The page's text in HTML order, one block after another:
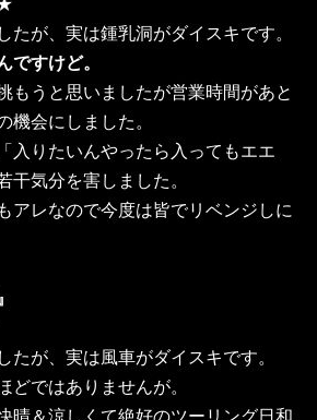
たが、実は鍾乳洞がダイスキです。
ですけど。
もうと思いましたが営業時間があと
機会にしました。
入りたいんやったら入ってもエエ
干気分を害しました。
アレなので今度は皆でリベンジしに
たが、実は風車がダイスキです。
どではありませんが。
晴＆涼しくて絶好のツーリング日和